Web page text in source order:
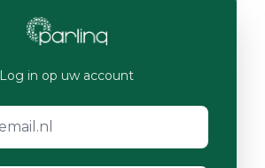
Log in op uw account